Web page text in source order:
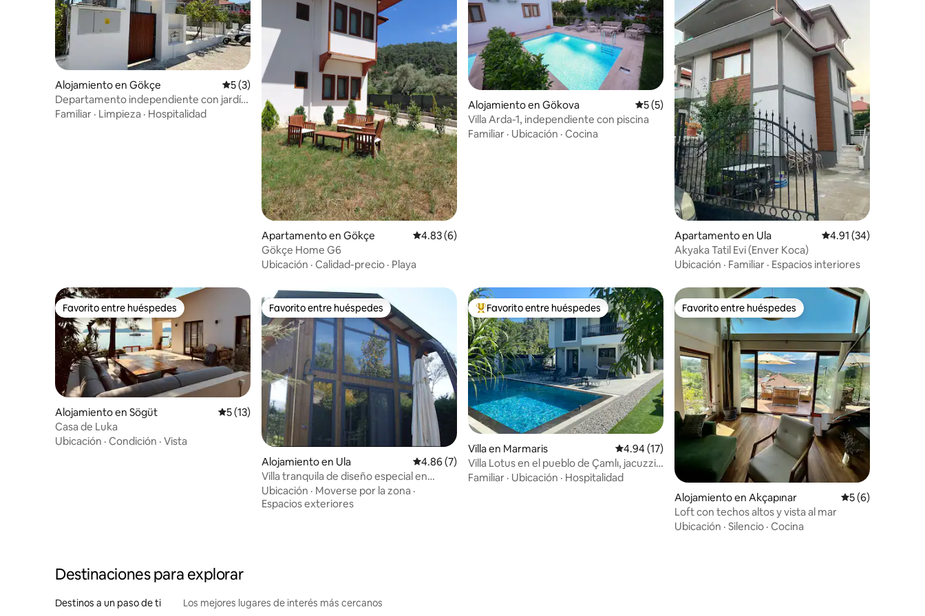
Alojamiento en Gökçe Calificación promedio: 5 de 5, 3 reseñas
5 (3)
Departamento independiente con jardín
para alquiler diario o semanal
Familiar · Limpieza · Hospitalidad
Apartamento en Gökçe Calificación promedio: 4.83 de 5, 6 reseñas
4.83 (6)
Gökçe Home G6
Ubicación · Calidad-precio · Playa
Alojamiento en Gökova Calificación promedio: 5 de 5, 5 reseñas
5 (5)
Villa Arda-1, independiente con piscina
Familiar · Ubicación · Cocina
Apartamento en Ula Calificación
4.91 (34)
Akyaka Tatil Evi (Enver Koca)
Ubicación · Familiar · Espacios interiores
Favorito entre huéspedes
Favorito entre huéspedes
Alojamiento en Sögüt Calificación promedio: 5 de 5, 13 reseñas
5 (13)
Casa de Luka
Ubicación · Condición · Vista
Favorito entre huéspedes
Favorito entre huéspedes
Alojamiento en Ula Calificación promedio: 4.86 de 5, 7 reseñas
4.86 (7)
Villa tranquila de diseño especial en
medio del bosque
Ubicación · Moverse por la zona ·
Espacios exteriores
Favorito entre huéspedes preferido
Favorito entre huéspedes
Villa en Marmaris Calificación promedio: 4.94 de 5, 17 reseñas
4.94 (17)
Villa Lotus en el pueblo de Çamlı, jacuzzi y
piscina
Familiar · Ubicación · Hospitalidad
Favorito entre huéspedes
Favorito entre huéspedes
Alojamiento en Akçapınar Calificación
5 (6)
Loft con techos altos y vista al mar
Ubicación · Silencio · Cocina
Destinaciones para explorar
Destinos a un paso de ti Los mejores lugares de interés más cercanos